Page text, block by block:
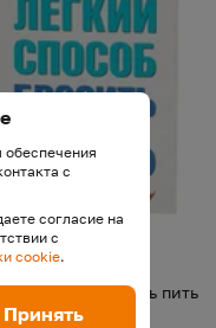
способ бросить пить
р.цена:
21,43
способ бросить пить
Карр, 2018
с
согласие на
с
cookie.
Принять